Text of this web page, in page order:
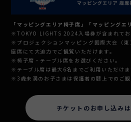
「マッピングエリア椅子席」「マッピングエ
※TOKYO LIGHTS 2024入場券が含まれてお
※プロジェクションマッピング国際大会（
座席にて大迫力でご観覧いただけます。
※椅子席・テーブル席をお選びください。
※テーブル席は最大6名までご利用いただけま
※3歳未満のお子さまは保護者の膝上でのご観
チケットのお申し込みは